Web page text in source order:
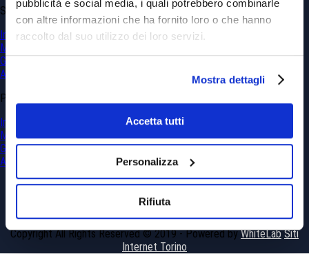
pubblicità e social media, i quali potrebbero combinarle
con altre informazioni che ha fornito loro o che hanno
raccolto dal suo utilizzo dei loro servizi.
Mostra dettagli
Accetta tutti
Personalizza
Rifiuta
SERVIZI
Ingegneria Civile
Minerario
Georisorse e Georischi
Ambientale
PROGETTI
Ingegneria Civile
Minerario
Georisorse e Georischi
Ambientale
Copyright All Rights Reserved © 2019 - Powered byWhiteLab Siti
Internet Torino